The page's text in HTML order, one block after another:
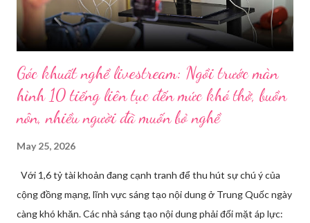
Góc khuất nghề livestream: Ngồi trước màn
hình 10 tiếng liên tục đến mức khó thở, buồn
nôn, nhiều người đã muốn bỏ nghề
May 25, 2026
Với 1,6 tỷ tài khoản đang cạnh tranh để thu hút sự chú ý của
cộng đồng mạng, lĩnh vực sáng tạo nội dung ở Trung Quốc ngày
càng khó khăn. Các nhà sáng tạo nội dung phải đối mặt áp lực: